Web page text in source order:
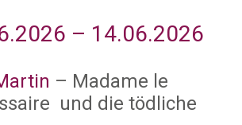
– 14.06.2026
– Madame le
und die tödliche